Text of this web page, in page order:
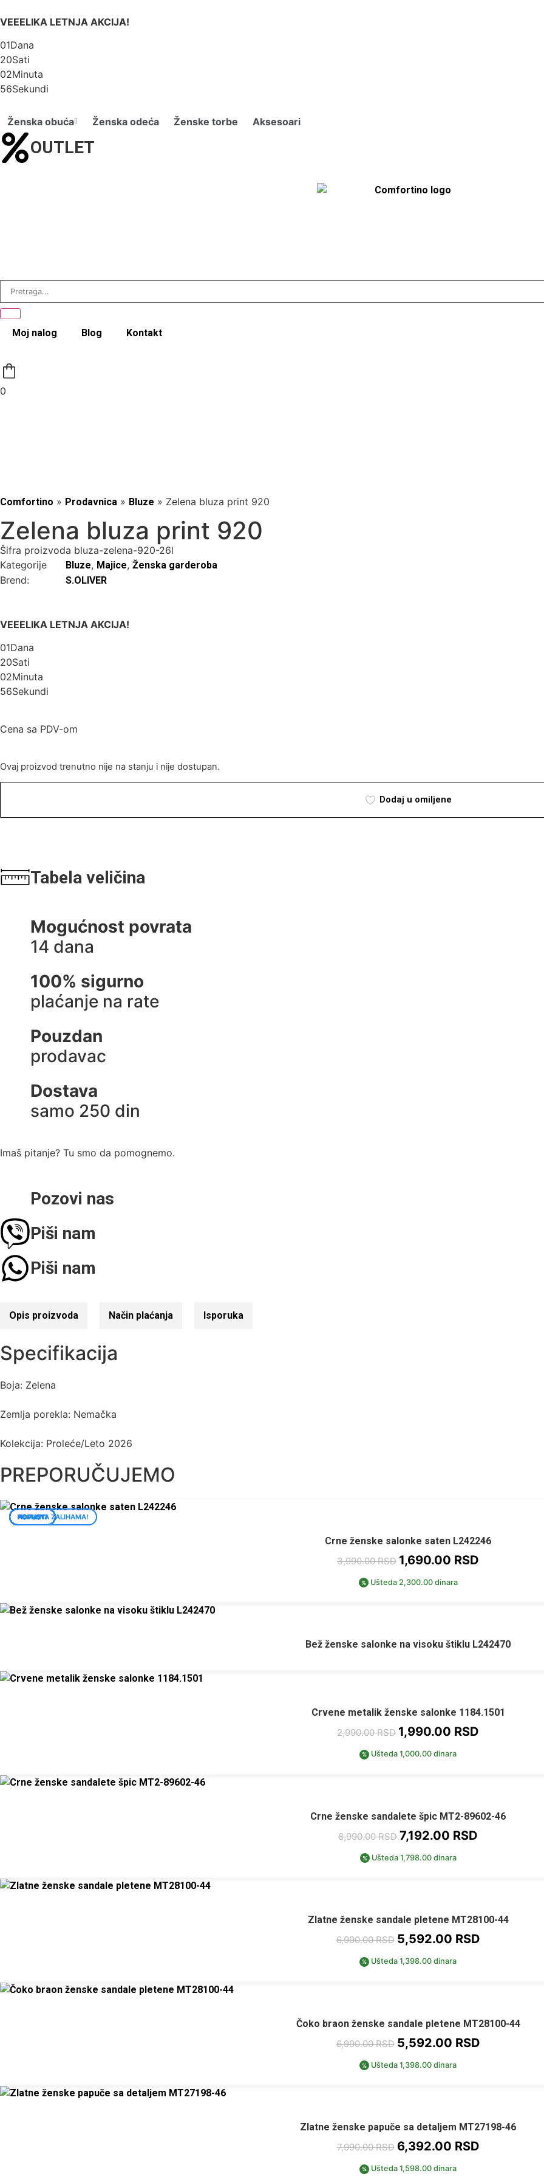
VEEELIKA LETNJA AKCIJA!
01Dana
20Sati
02Minuta
56Sekundi
Ženska obuća Ženska odeća Ženske torbe Aksesoari
OUTLET
Moj nalog Blog Kontakt
0
Comfortino » Prodavnica » Bluze » Zelena bluza print 920
Zelena bluza print 920
Šifra proizvoda bluza-zelena-920-26l
Kategorije
Bluze, Majice, Ženska garderoba
Brend: S.OLIVER
VEEELIKA LETNJA AKCIJA!
01Dana
20Sati
02Minuta
56Sekundi
Cena sa PDV-om
Ovaj proizvod trenutno nije na stanju i nije dostupan.
Dodaj u omiljene
Tabela veličina
Mogućnost povrata
14 dana
100% sigurno
plaćanje na rate
Pouzdan
prodavac
Dostava
samo 250 din
Imaš pitanje? Tu smo da pomognemo.
Pozovi nas
Piši nam
Piši nam
Opis proizvoda Način plaćanja Isporuka
Specifikacija
Boja: Zelena
Zemlja porekla: Nemačka
Kolekcija: Proleće/Leto 2026
PREPORUČUJEMO
POPUST!
Crne ženske salonke saten L242246
3,990.00RSD 1,690.00 RSD
% Ušteda 2,300.00 dinara
NEMA NA ZALIHAMA!
Bež ženske salonke na visoku štiklu L242470
POPUST!
Crvene metalik ženske salonke 1184.1501
2,990.00RSD 1,990.00 RSD
% Ušteda 1,000.00 dinara
POPUST!
Crne ženske sandalete špic MT2-89602-46
8,990.00RSD 7,192.00 RSD
% Ušteda 1,798.00 dinara
POPUST!
Zlatne ženske sandale pletene MT28100-44
6,990.00RSD 5,592.00 RSD
% Ušteda 1,398.00 dinara
POPUST!
Čoko braon ženske sandale pletene MT28100-44
6,990.00RSD 5,592.00 RSD
% Ušteda 1,398.00 dinara
POPUST!
Zlatne ženske papuče sa detaljem MT27198-46
7,990.00RSD 6,392.00 RSD
% Ušteda 1,598.00 dinara
POPUST!
POPUST!
POPUST!
POPUST!
POPUST!
POPUST!
POPUST!
POPUST!
POPUST!
POPUST!
POPUST!
POPUST!
POPUST!